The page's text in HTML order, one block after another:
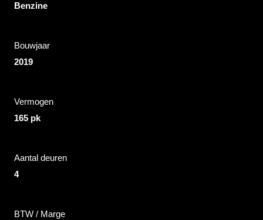
Benzine
Bouwjaar
2019
Vermogen
165 pk
Aantal deuren
4
BTW / Marge